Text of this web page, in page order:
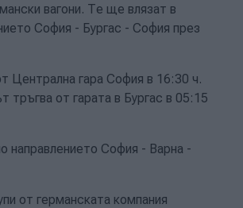
вагони. Те ще влязат в
София - Бургас - София през
Централна гара София в 16:30 ч.
тръгва от гарата в Бургас в 05:15
направлението София - Варна -
от германската компания